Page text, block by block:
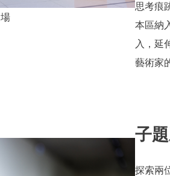
思考痕
本區納
入，延
藝術家
子
探索兩